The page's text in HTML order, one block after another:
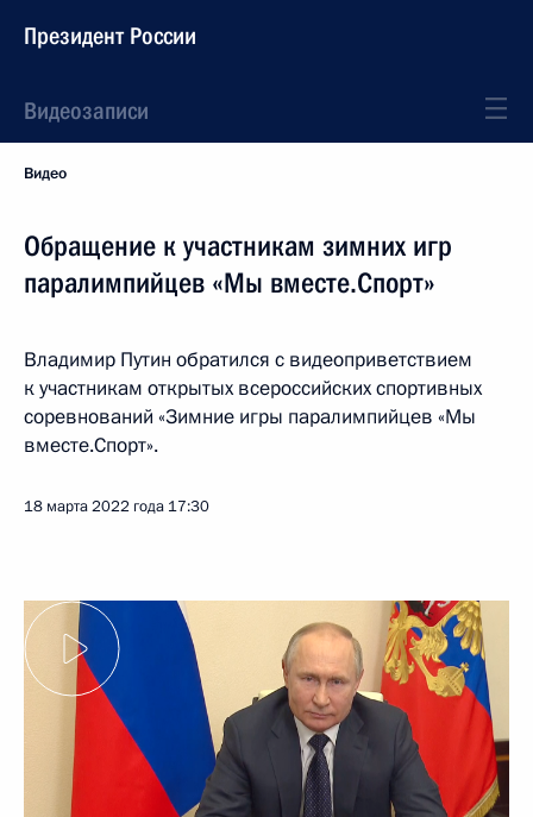
Президент России
Видеозаписи
Видео
Обращение к участникам зимних игр
паралимпийцев «Мы вместе.Спорт»
Владимир Путин обратился с видеоприветствием
к участникам открытых всероссийских спортивных
соревнований «Зимние игры паралимпийцев «Мы
вместе.Спорт».
18 марта 2022 года 17:30